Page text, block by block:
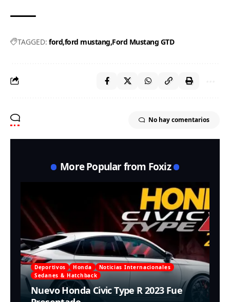
TAGGED: ford ford mustang Ford Mustang GTD
No hay comentarios
More Popular from Foxiz
Deportivos Honda
Noticias Internacionales
Sedanes & Hatchback
Nuevo Honda Civic Type R 2023 Fue